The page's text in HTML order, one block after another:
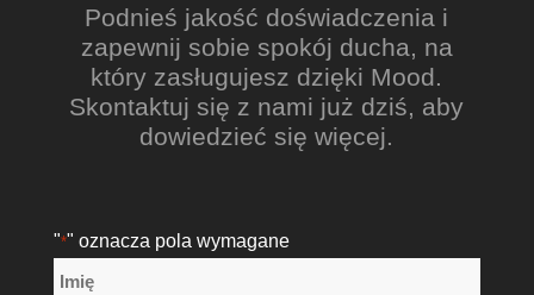
Podnieś jakość doświadczenia i
zapewnij sobie spokój ducha, na
który zasługujesz dzięki Mood.
Skontaktuj się z nami już dziś, aby
dowiedzieć się więcej.
"*" oznacza pola wymagane
Nazwa